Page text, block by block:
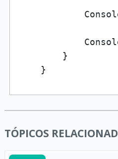
        }
    }
TÓPICOS